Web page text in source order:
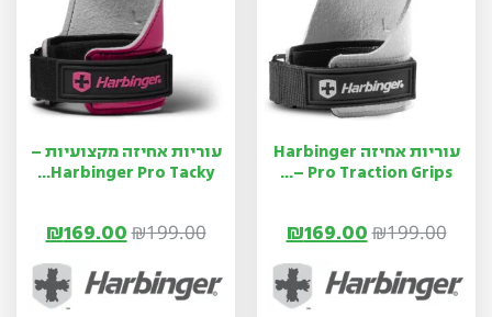
עוריות אחיזה Harbinger
Pro Traction Grips –...
₪199.00
₪169.00
עוריות אחיזה מקצועיות –
Harbinger Pro Tacky...
₪199.00
₪169.00